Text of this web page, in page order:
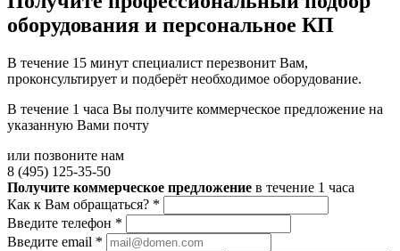
оборудования и персональное КП
В течение 15 минут специалист перезвонит Вам,
проконсультирует и подберёт необходимое оборудование.
В течение 1 часа Вы получите коммерческое предложение на
указанную Вами почту
или позвоните нам
8 (495) 125-35-50
Получите коммерческое предложение в течение 1 часа
Как к Вам обращаться? *
Введите телефон *
Введите email *